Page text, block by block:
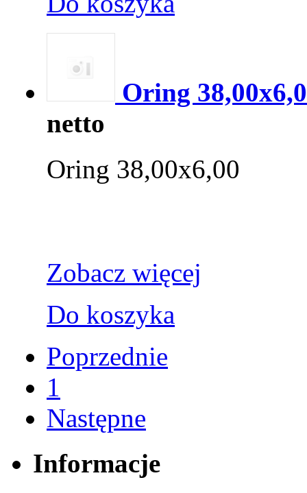
Oring
netto
Oring 38,00x6,00
Zobacz więcej
Do koszyka
Poprzednie
1
Następne
Informacje